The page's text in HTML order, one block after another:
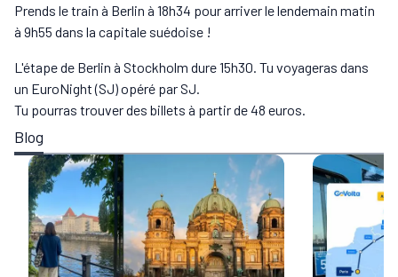
Prends le train à Berlin à 18h34 pour arriver le lendemain matin
à 9h55 dans la capitale suédoise !
L'étape de Berlin à Stockholm dure 15h30. Tu voyageras dans
un EuroNight (SJ) opéré par SJ.
Tu pourras trouver des billets à partir de 48 euros.
Blog